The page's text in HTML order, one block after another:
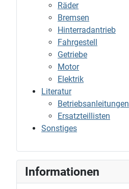
Räder
Bremsen
Hinterradantrieb
Fahrgestell
Getriebe
Motor
Elektrik
Literatur
Betriebsanleitungen
Ersatzteillisten
Sonstiges
Informationen